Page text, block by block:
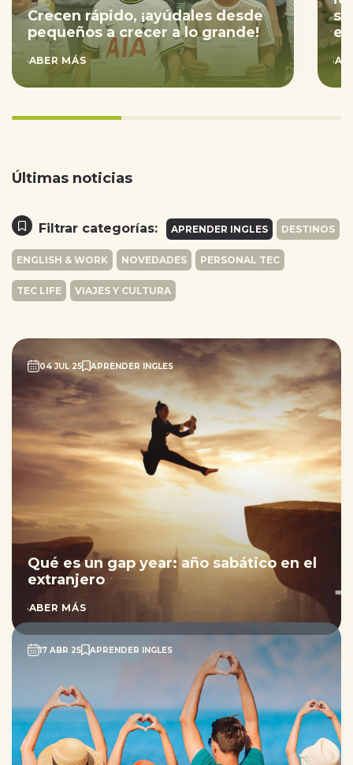
Crecen rápido, ¡ayúdales desde
pequeños a crecer a lo grande!
SABER MÁS
33.333333333333336%
Últimas noticias
Filtrar categorías: APRENDER INGLES DESTINOS
ENGLISH & WORK NOVEDADES PERSONAL TEC
TEC LIFE VIAJES Y CULTURA
04 JUL 25 APRENDER INGLES
Qué es un gap year: año sabático en el
extranjero
SABER MÁS
17 ABR 25 APRENDER INGLES